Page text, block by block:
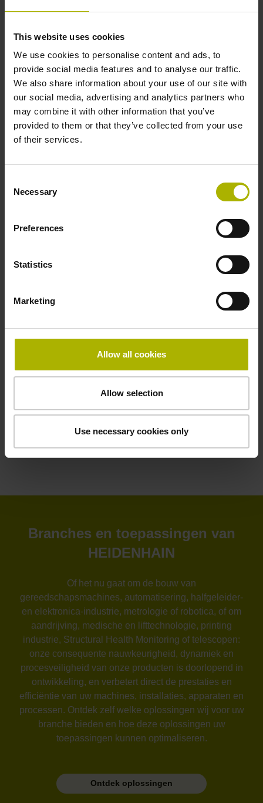
This website uses cookies
We use cookies to personalise content and ads, to
provide social media features and to analyse our traffic.
We also share information about your use of our site with
our social media, advertising and analytics partners who
may combine it with other information that you’ve
provided to them or that they’ve collected from your use
of their services.
Selection
Necessary
Preferences
Statistics
Marketing
Allow all cookies
Allow selection
Use necessary cookies only
van HEIDENHAIN vormen ze het perfecte systeem voor
betrouwbare CNC-bewerkingen.
Naar de producten
Gebruik de softwareoplossingen van HEIDENHAIN in de
werkplaats en op kantoor. Werk productiever met de
Stem uw besturingen met opties optimaal af op uw taken.
Maak en simuleer NC-programma's op kantoor. Gebruik
onze tools voor gereedschapscontroles, machinemetingen
Naar de producten
Branches en toepassingen van
HEIDENHAIN
Of het nu gaat om de bouw van
gereedschapsmachines, automatisering, halfgeleider-
en elektronica-industrie, metrologie of robotica, of om
aandrijving, medische en lifttechnologie, printing
industrie, Structural Health Monitoring of telescopen:
onze consequente nauwkeurigheid, dynamiek en
procesveiligheid van onze producten is doorlopend in
ontwikkeling, en verbetert direct de prestaties en
efficiëntie van uw machines, installaties, apparaten en
processen. Ontdek zelf welke oplossingen wij voor uw
branche bieden en hoe deze oplossingen uw
toepassingen kunnen optimaliseren.
Ontdek oplossingen